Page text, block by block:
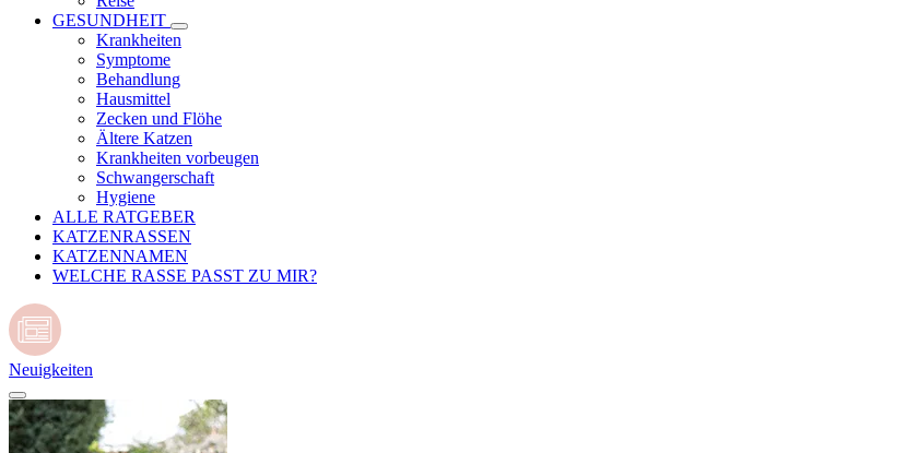
GESUNDHEIT
Krankheiten
Symptome
Behandlung
Hausmittel
Zecken und Flöhe
Ältere Katzen
Krankheiten vorbeugen
Schwangerschaft
Hygiene
ALLE RATGEBER
KATZENRASSEN
KATZENNAMEN
WELCHE RASSE PASST ZU MIR?
Neuigkeiten